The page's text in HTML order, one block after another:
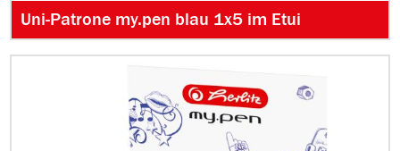
Uni-Patrone my.pen blau 1x5 im Etui